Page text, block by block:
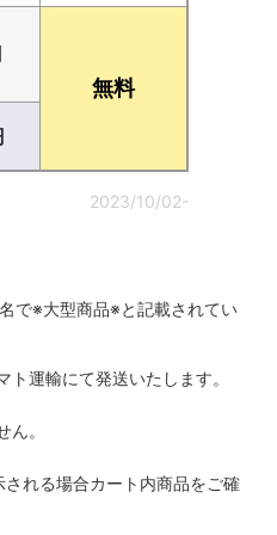
無料
2023/10/02-
で※大型商品※と記載されてい
運輸にて発送いたします。
。
れる場合カート内商品をご確